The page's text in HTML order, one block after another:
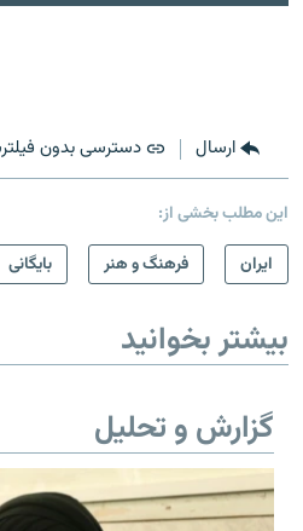
ارسال دسترسی بدون
این مطلب بخشی از:
ايران
فرهنگ و هنر بایگانی
بیشتر بخوانید
گزارش و تحلیل